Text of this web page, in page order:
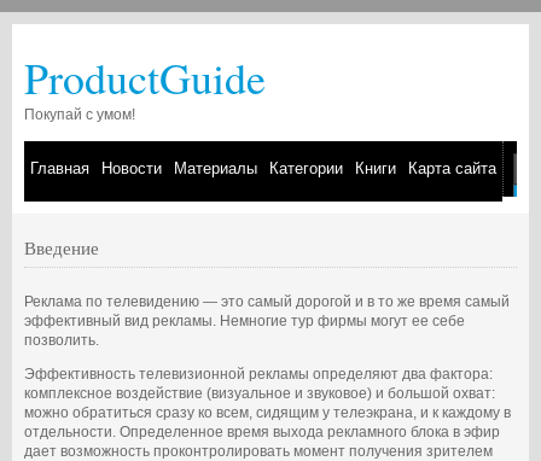
ProductGuide
Покупай с умом!
Главная Новости Материалы Категории Книги Карта сайта
Введение
Реклама по телевидению — это самый дорогой и в то же время самый
эффективный вид рекламы. Немногие тур фирмы могут ее себе
позволить.
Эффективность телевизионной рекламы определяют два фактора:
комплексное воздействие (визуальное и звуковое) и большой охват:
можно обратиться сразу ко всем, сидящим у телеэкрана, и к каждому в
отдельности. Определенное время выхода рекламного блока в эфир
дает возможность проконтролировать момент получения зрителем